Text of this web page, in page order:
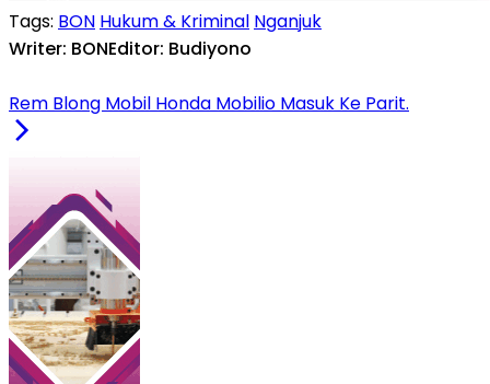
Tags: BON Hukum & Kriminal Nganjuk
Writer: BONEditor: Budiyono
Rem Blong Mobil Honda Mobilio Masuk Ke Parit.